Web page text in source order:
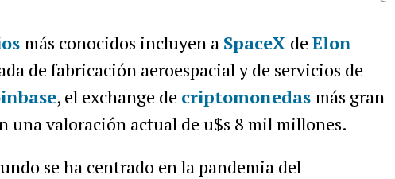
más conocidos incluyen a SpaceX de Elon
de fabricación aeroespacial y de servicios de
, el exchange de criptomonedas más gran
una valoración actual de u$s 8 mil millones.
se ha centrado en la pandemia del